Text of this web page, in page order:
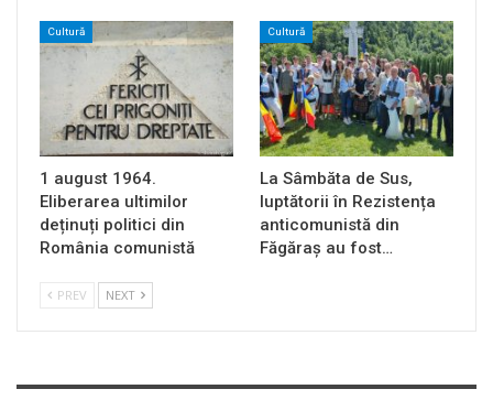
Cultură
1 august 1964.
Eliberarea ultimilor
deținuți politici din
România comunistă
Cultură
La Sâmbăta de Sus,
luptătorii în Rezistența
anticomunistă din
Făgăraș au fost…
PREV NEXT